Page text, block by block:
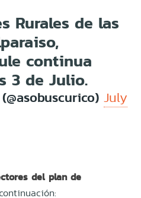
Rurales de las
continua
3 de Julio.
July
del plan de